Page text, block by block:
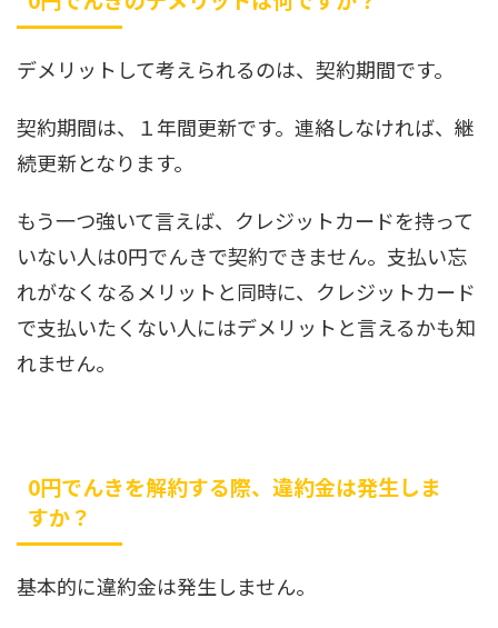
デメリットして考えられるのは、契約期間です。
契約期間は、１年間更新です。連絡しなければ、継
続更新となります。
もう一つ強いて言えば、クレジットカードを持って
いない人は0円でんきで契約できません。支払い忘
れがなくなるメリットと同時に、クレジットカード
で支払いたくない人にはデメリットと言えるかも知
れません。
0円でんきを解約する際、違約金は発生しま
すか？
基本的に違約金は発生しません。